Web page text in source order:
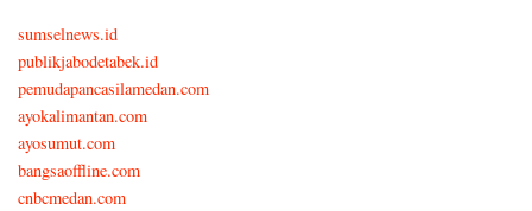
sumselnews.id
publikjabodetabek.id
pemudapancasilamedan.com
ayokalimantan.com
ayosumut.com
bangsaoffline.com
cnbcmedan.com